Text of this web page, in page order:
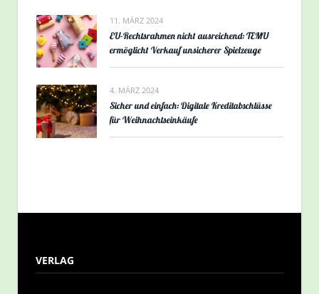
11. MÄRZ 2024
EU-Rechtsrahmen nicht ausreichend: TEMU
ermöglicht Verkauf unsicherer Spielzeuge
4. MÄRZ 2024
Sicher und einfach: Digitale Kreditabschlüsse
für Weihnachtseinkäufe
VERLAG